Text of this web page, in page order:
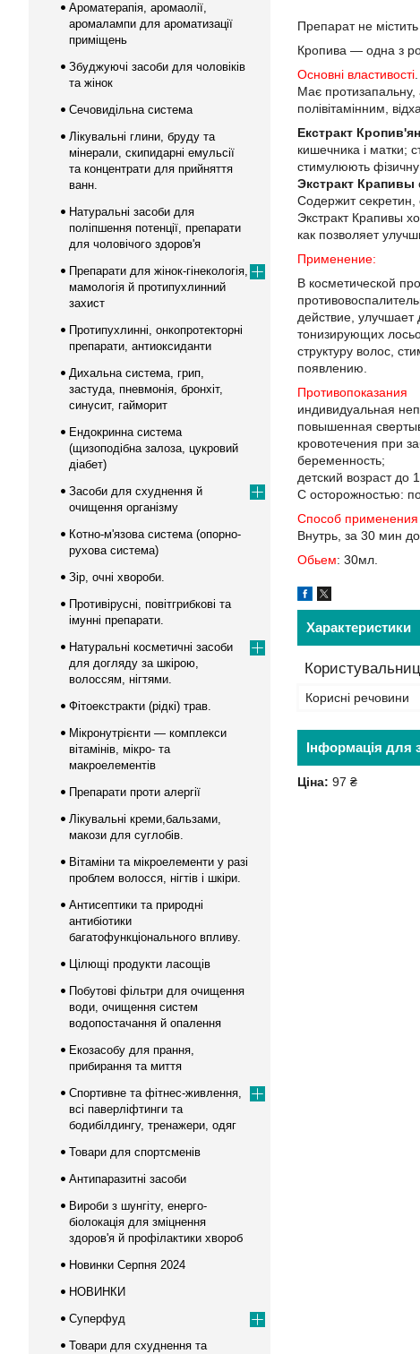
Препарат не містить
Кропива — одна з
Основні властивості
Має протизапальну,
полівітамінним,
Екстракт
кишечника і матки;
стимулюють фізичну
Экстракт Крапивы
Содержит
Экстракт Крапивы
как позволяет
Применение:
В косметической
действие,
тонизирующих
структуру волос,
появлению.
Противопоказания
индивидуальная
повышенная
кровотечения при
беременность;
детский возраст до
С осторожностью:
Способ применения
Внутрь, за 30 мин
Обьем: 30мл.
Характеристики
Корисні речовини
Інформація для
Ціна: 97 ₴
Ароматерапія, аромаолії,
аромалампи для ароматизації
приміщень
Збуджуючі засоби для чоловіків
та жінок
Сечовидільна система
Лікувальні глини, бруду та
мінерали, скипидарні емульсії
та концентрати для прийняття
ванн.
Натуральні засоби для
поліпшення потенції, препарати
для чоловічого здоров'я
Препарати для жінок-гінекологія,
мамологія й протипухлинний
захист
Протипухлинні, онкопротекторні
препарати, антиоксиданти
Дихальна система, грип,
застуда, пневмонія, бронхіт,
синусит, гайморит
Ендокринна система
(щизоподібна залоза, цукровий
діабет)
Засоби для схуднення й
очищення організму
Котно-м'язова система (опорно-
рухова система)
Зір, очні хвороби.
Противірусні, повітгрибкові та
імунні препарати.
Натуральні косметичні засоби
для догляду за шкірою,
волоссям, нігтями.
Фітоекстракти (рідкі) трав.
Мікронутрієнти — комплекси
вітамінів, мікро- та
макроелементів
Препарати проти алергії
Лікувальні креми,бальзами,
макози для суглобів.
Вітаміни та мікроелементи у разі
проблем волосся, нігтів і шкіри.
Антисептики та природні
антибіотики
багатофункціонального впливу.
Цілющі продукти ласощів
Побутові фільтри для очищення
води, очищення систем
водопостачання й опалення
Екозасобу для прання,
прибирання та миття
Спортивне та фітнес-живлення,
всі паверліфтинги та
бодибілдингу, тренажери, одяг
Товари для спортсменів
Антипаразитні засоби
Вироби з шунгіту, енерго-
біолокація для зміцнення
здоров'я й профілактики хвороб
Новинки Серпня 2024
НОВИНКИ
Суперфуд
Товари для схуднення та